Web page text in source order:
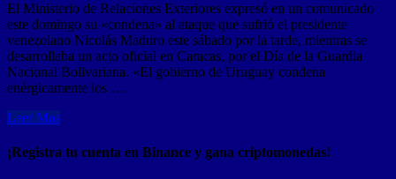
El Ministerio de Relaciones Exteriores expresó en un comunicado
este domingo su «condena» al ataque que sufrió el presidente
venezolano Nicolás Maduro este sábado por la tarde, mientras se
desarrollaba un acto oficial en Caracas, por el Día de la Guardia
Nacional Bolivariana. «El gobierno de Uruguay condena
enérgicamente los …
Leer Mas
¡Registra tu cuenta en Binance y gana criptomonedas!